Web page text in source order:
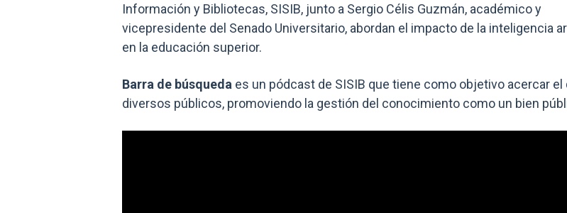
Información y Bibliotecas, SISIB, junto a Sergio Célis Guzmán, académico y
vicepresidente del Senado Universitario, abordan el impacto de la inteligencia
en la educación superior.
Barra de búsqueda es un pódcast de SISIB que tiene como objetivo acercar
diversos públicos, promoviendo la gestión del conocimiento como un bien